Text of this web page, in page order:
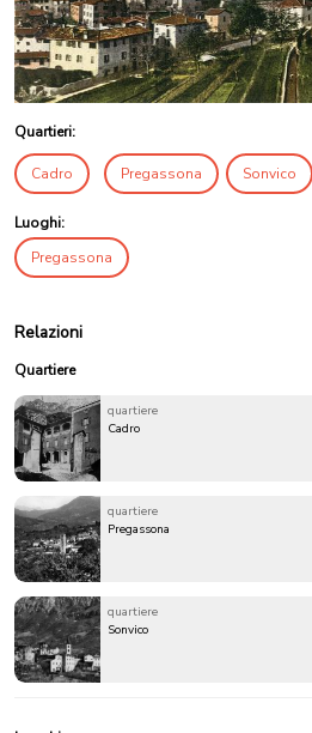
Quartieri:
Cadro Pregassona Sonvico
Luoghi:
Pregassona
Relazioni
Quartiere
quartiere
Cadro
quartiere
Pregassona
quartiere
Sonvico